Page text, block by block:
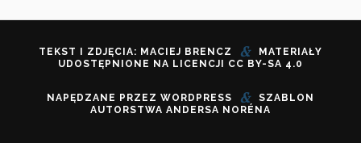
TEKST I ZDJĘCIA: MACIEJ BRENCZ &
MATERIAŁY
UDOSTĘPNIONE NA LICENCJI CC BY-SA 4.0
NAPĘDZANE PRZEZ WORDPRESS &
SZABLON
AUTORSTWA ANDERSA NORÉNA